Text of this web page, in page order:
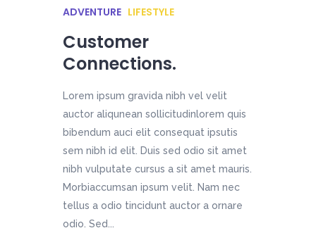
ADVENTURE LIFESTYLE
Customer
Connections.
Lorem ipsum gravida nibh vel velit
auctor aliqunean sollicitudinlorem quis
bibendum auci elit consequat ipsutis
sem nibh id elit. Duis sed odio sit amet
nibh vulputate cursus a sit amet mauris.
Morbiaccumsan ipsum velit. Nam nec
tellus a odio tincidunt auctor a ornare
odio. Sed...